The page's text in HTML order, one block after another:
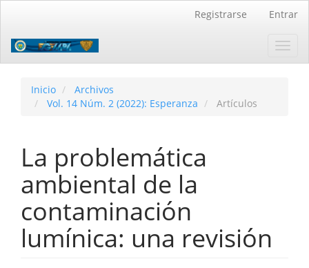
principal
Barra
Registrarse Entrar
Inicio
Archivos
Vol. 14 Núm. 2 (2022): Esperanza
Artículos
La problemática
ambiental de la
contaminación
lumínica: una revisión